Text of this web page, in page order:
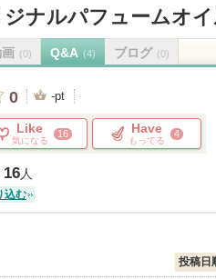
ジナルパフュームオ
(0) Q&A (4) ブログ (0)
0 -pt
Like
気になる
16 Have
もってる
4
16人
込む
投稿日